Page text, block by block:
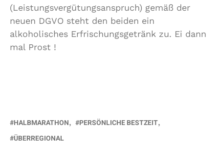
(Leistungsvergütungsanspruch) gemäß der
neuen DGVO steht den beiden ein
alkoholisches Erfrischungsgetränk zu. Ei dann
mal Prost !
HALBMARATHON
PERSÖNLICHE BESTZEIT
ÜBERREGIONAL